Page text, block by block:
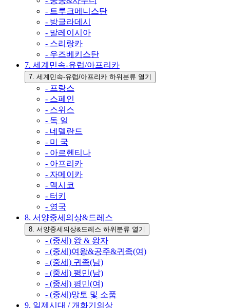
- 트루크메니스탄
- 방글라데시
- 말레이시아
- 스리랑카
- 우즈베키스탄
7. 세계민속-유럽/아프리카
7. 세계민속-유럽/아프리카 하위분류 열기
- 프랑스
- 스페인
- 스위스
- 독 일
- 네델란드
- 미 국
- 아르헨티나
- 아프리카
- 자메이카
- 멕시코
- 터키
- 영국
8. 서양중세의상&드레스
8. 서양중세의상&드레스 하위분류 열기
- (중세) 왕 & 왕자
- (중세)여왕&공주&귀족(여)
- (중세) 귀족(남)
- (중세) 평민(남)
- (중세) 평민(여)
- (중세)망토 및 소품
9. 일제시대 / 개화기의상